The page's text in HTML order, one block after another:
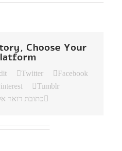
Choose Your
Facebook
Twitter
Tumblr
כתובת דואר